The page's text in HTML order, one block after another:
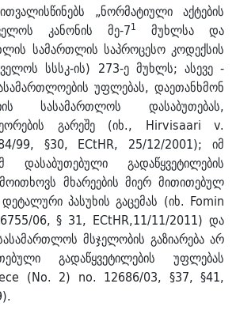
„ნორმატიული აქტების
კანონის მე-71
მუხლსა და
სამართლის საპროცესო კოდექსის
სსსკ-ის) 273-ე მუხლს; ასევე -
უფლებას, დაეთანხმონ
სასამართლოს დასაბუთებას,
გარეშე (იხ., Hirvisaari v.
99, §30, ECtHR, 25/12/2001); იმ
დასაბუთებული გადაწყვეტილების
მხარეების მიერ მითითებულ
პასუხის გაცემას (იხ. Fomin
06, § 31, ECtHR,11/11/2011) და
მსჯელობის გაზიარება არ
გადაწყვეტილების უფლებას
(No. 2) no. 12686/03, §37, §41,